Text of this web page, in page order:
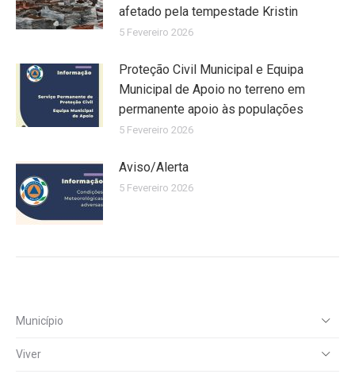
afetado pela tempestade Kristin
5 Fevereiro 2026
Proteção Civil Municipal e Equipa
Municipal de Apoio no terreno em
permanente apoio às populações
5 Fevereiro 2026
Aviso/Alerta
5 Fevereiro 2026
Município
Viver